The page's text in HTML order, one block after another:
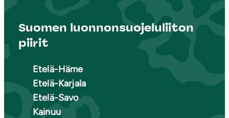
Suomen luonnonsuojeluliiton
piirit
Etelä-Häme
Etelä-Karjala
Etelä-Savo
Kainuu